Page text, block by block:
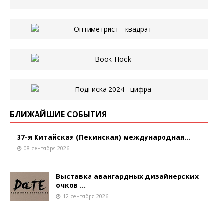
БЛИЖАЙШИЕ СОБЫТИЯ
37-я Китайская (Пекинская) международная...
08 сентября 2026
Выставка авангардных дизайнерских
очков ...
12 сентября 2026